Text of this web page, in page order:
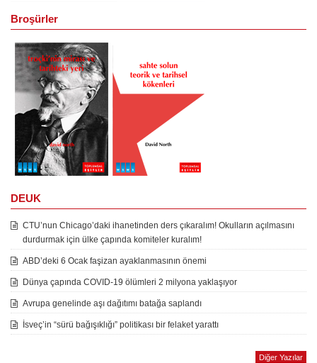
Broşürler
DEUK
CTU’nun Chicago’daki ihanetinden ders çıkaralım! Okulların açılmasını
durdurmak için ülke çapında komiteler kuralım!
ABD’deki 6 Ocak faşizan ayaklanmasının önemi
Dünya çapında COVID-19 ölümleri 2 milyona yaklaşıyor
Avrupa genelinde aşı dağıtımı batağa saplandı
İsveç’in “sürü bağışıklığı” politikası bir felaket yarattı
Diğer Yazılar